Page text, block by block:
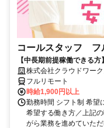
コールスタッフ フ
【中長期前提稼働できる
働80時間で安定収入！
株式会社クラウドワー
フルリモート
時給1,900円以上
勤務時間 シフト制 希望
希望する働き方／上記
がら業務を進めていた